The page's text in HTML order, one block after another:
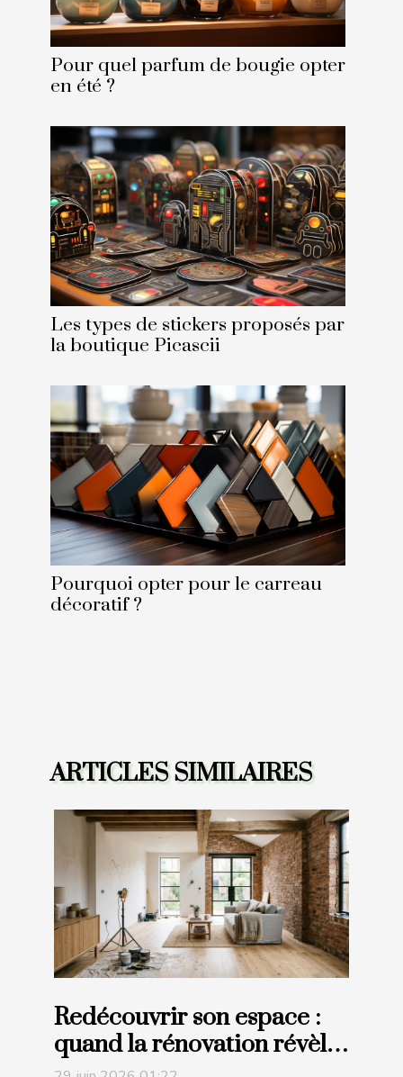
Pour quel parfum de bougie opter
en été ?
Les types de stickers proposés par
la boutique Picascii
Pourquoi opter pour le carreau
décoratif ?
ARTICLES SIMILAIRES
Redécouvrir son espace :
quand la rénovation révèle